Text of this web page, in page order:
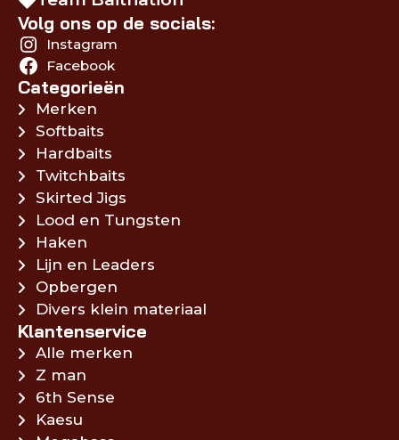
Volg ons op de socials:
Instagram
Facebook
Categorieën
Merken
Softbaits
Hardbaits
Twitchbaits
Skirted Jigs
Lood en Tungsten
Haken
Lijn en Leaders
Opbergen
Divers klein materiaal
Klantenservice
Alle merken
Z man
6th Sense
Kaesu